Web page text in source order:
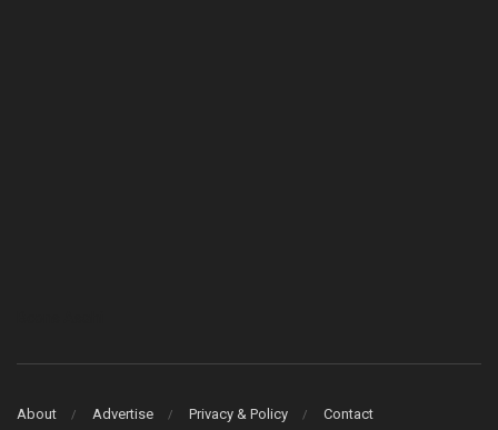
About Advertise Privacy & Policy Contact